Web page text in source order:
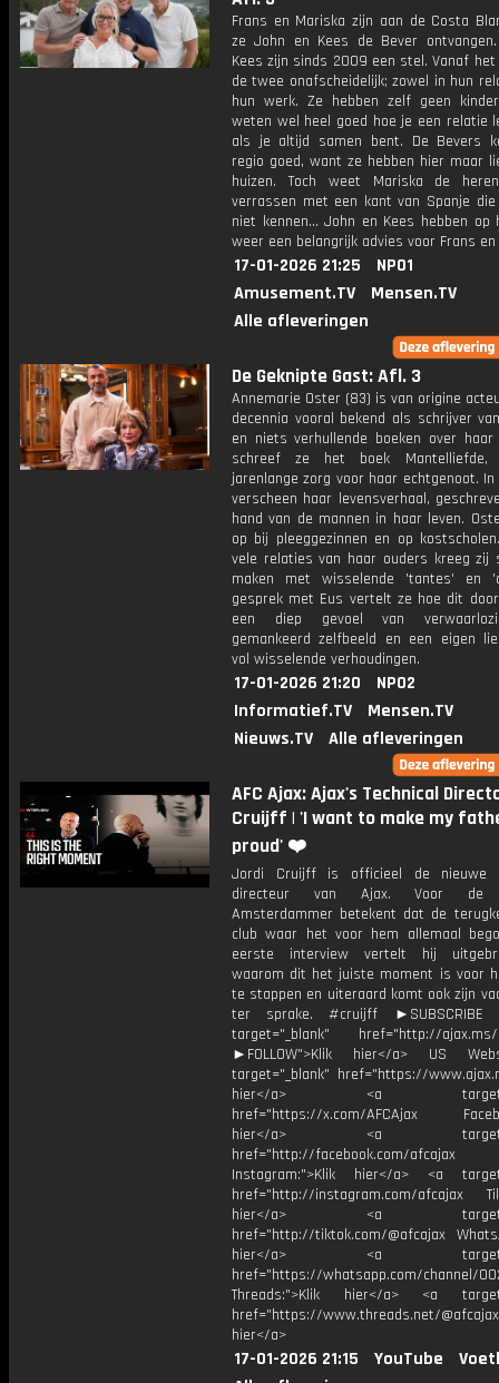
Frans en Mariska zijn aan de Costa
ze John en Kees de Bever
Kees zijn sinds 2009 een stel. Vanaf het
de twee onafscheidelijk; zowel in hun
hun werk. Ze hebben zelf geen
weten wel heel goed hoe je een relatie
als je altijd samen bent. De Bevers
regio goed, want ze hebben hier maar
huizen. Toch weet Mariska de
verrassen met een kant van Spanje
niet kennen... John en Kees hebben op
weer een belangrijk advies voor Frans
17-01-2026 21:25
NPO1
Amusement.TV
Mensen.TV
Alle afleveringen
De Geknipte Gast: Afl. 3
Annemarie Oster (83) is van origine
decennia vooral bekend als schrijver
en niets verhullende boeken over haar
schreef ze het boek
jarenlange zorg voor haar echtgenoot.
verscheen haar levensverhaal,
hand van de mannen in haar leven.
op bij pleeggezinnen en op
vele relaties van haar ouders kreeg zij
maken met wisselende 'tantes' en
gesprek met Eus vertelt ze hoe dit
een diep gevoel van
gemankeerd zelfbeeld en een eigen
vol wisselende verhoudingen.
17-01-2026 21:20
NPO2
Informatief.TV
Mensen.TV
Nieuws.TV
Alle afleveringen
AFC Ajax: Ajax's Technical
Cruijff | 'I want to make my
proud' ❤️
Jordi Cruijff is officieel de nieuwe
directeur van Ajax. Voor de
Amsterdammer betekent dat de
club waar het voor hem allemaal
eerste interview vertelt hij
waarom dit het juiste moment is voor
te stappen en uiteraard komt ook zijn
ter sprake. #cruijff ►SUBSCRIBE
target="_blank" href="http://ajax.ms/
►FOLLOW">Klik hier</a> US
target="_blank" href="https://
hier</a> <a
href="https://x.com/AFCAjax
hier</a> <a
href="http://facebook.com/afcajax
Instagram:">Klik hier</a> <a
href="http://instagram.com/afcajax
hier</a> <a
href="http://tiktok.com/@afcajax
hier</a> <a
href="https://whatsapp.com/channel/
Threads:">Klik hier</a> <a
href="https://www.threads.net/
hier</a>
17-01-2026 21:15 YouTube